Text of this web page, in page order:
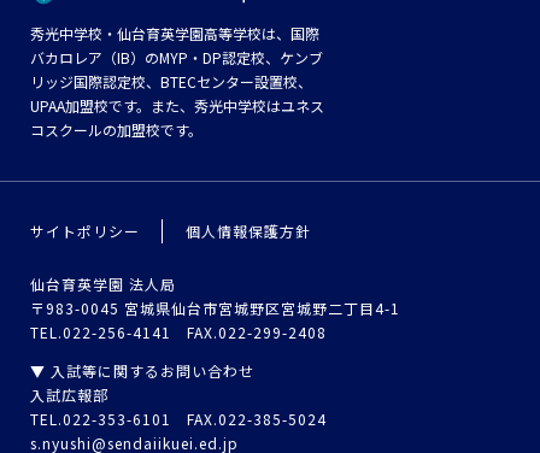
秀光中学校・仙台育英学園高等学校は、国際
バカロレア（IB）のMYP・DP認定校、ケンブ
リッジ国際認定校、BTECセンター設置校、
UPAA加盟校です。また、秀光中学校はユネス
コスクールの加盟校です。
サイトポリシー 個人情報保護方針
仙台育英学園 法人局
〒983-0045 宮城県仙台市宮城野区宮城野二丁目4-1
TEL.022-256-4141 FAX.022-299-2408
▼ 入試等に関するお問い合わせ
入試広報部
TEL.022-353-6101 FAX.022-385-5024
s.nyushi@sendaiikuei.ed.jp